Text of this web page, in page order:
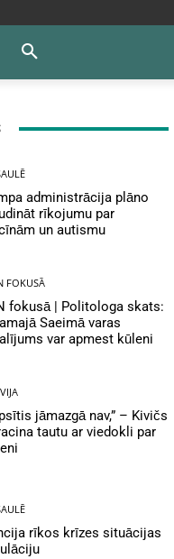
administrācija plāno
rīkojumu par
un autismu
FOKUSĀ
fokusā | Politologa skats:
Saeimā varas
var apmest kūleni
jāmazgā nav,” – Kivičs
tautu ar viedokli par
rīkos krīzes situācijas